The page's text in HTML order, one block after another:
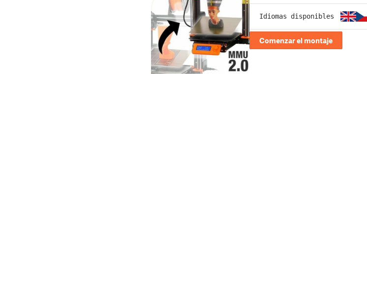
Idiomas disponibles
Comenzar el montaje